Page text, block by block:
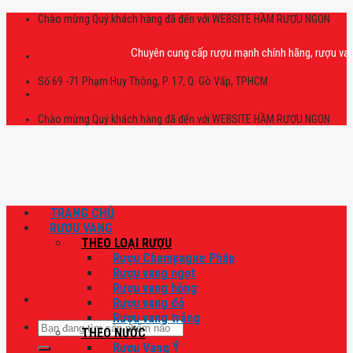
Skip
Chào mừng Quý khách hàng đã đến với WEBSITE HẦM RƯỢU NGON
Chuyên cung cấp rượu mạnh chính hãng, rượu vang
Số 69 -71 Phạm Huy Thông, P. 17, Q. Gò Vấp, TPHCM
Chào mừng Quý khách hàng đã đến với WEBSITE HẦM RƯỢU NGON
Tìm
kiếm:
TRANG CHỦ
RƯỢU VANG
THEO LOẠI RƯỢU
Rượu Champagne Pháp
Rượu vang ngọt
Rượu vang hồng
Rượu vang đỏ
Rượu vang trắng
THEO NƯỚC
Rượu Vang Ý